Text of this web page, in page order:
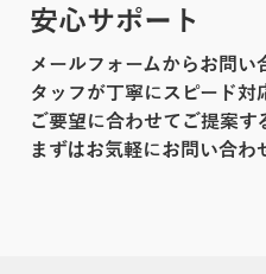
安心サポート
メールフォームからお問
タッフが丁寧にスピード対
ご要望に合わせてご提案す
まずはお気軽にお問い合わ